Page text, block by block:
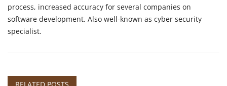
process, increased accuracy for several companies on
software development. Also well-known as cyber security
specialist.